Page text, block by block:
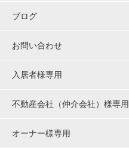
ブログ
お問い合わせ
入居者様専用
不動産会社（仲介会社）様専用
オーナー様専用